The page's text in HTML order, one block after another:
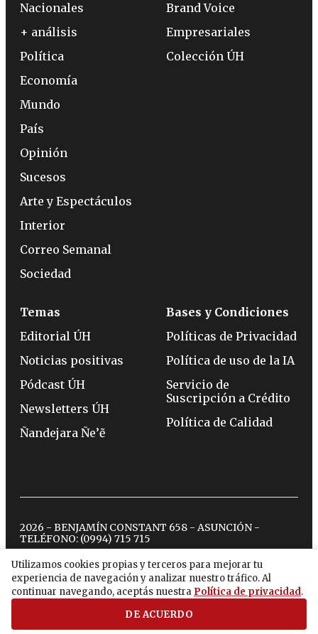
Utilizamos cookies propias y terceros para mejorar tu
experiencia de navegación y analizar nuestro tráfico. Al
continuar navegando, aceptás nuestra Política de privacidad.
DE ACUERDO
Nacionales
+ análisis
Política
Economía
Mundo
País
Opinión
Sucesos
Arte y Espectáculos
Interior
Correo Semanal
Sociedad
Brand Voice
Empresariales
Colección ÚH
Temas
Editorial ÚH
Noticias positivas
Pódcast ÚH
Newsletters ÚH
Ñandejara Ñe’ẽ
Bases y Condiciones
Políticas de Privacidad
Política de uso de la IA
Servicio de
Suscripción a Crédito
Política de Calidad
2026 - BENJAMÍN CONSTANT 658 - ASUNCIÓN -
TELÉFONO: (0994) 715 715
twitterinstagram
facebook
tiktokyoutubespotify